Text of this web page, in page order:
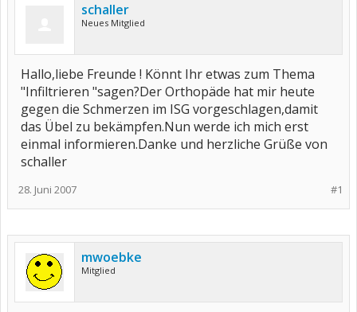
schaller
Neues Mitglied
Hallo,liebe Freunde ! Könnt Ihr etwas zum Thema
"Infiltrieren "sagen?Der Orthopäde hat mir heute
gegen die Schmerzen im ISG vorgeschlagen,damit
das Übel zu bekämpfen.Nun werde ich mich erst
einmal informieren.Danke und herzliche Grüße von
schaller
#1
28. Juni 2007
mwoebke
Mitglied